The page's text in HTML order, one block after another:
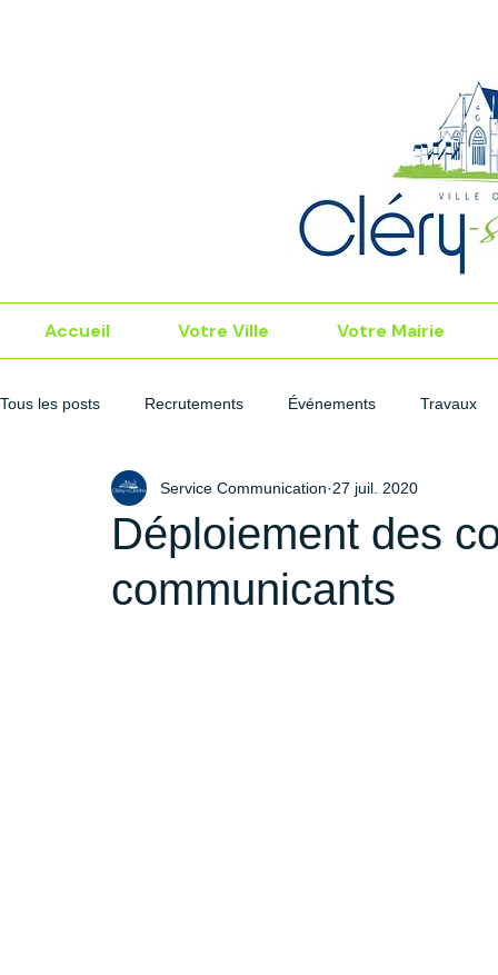
Accueil Votre Ville Votre Mairie
Tous les posts Recrutements Événements Travaux
Déploiement des
communicants
Service Communication 27 juil. 2020